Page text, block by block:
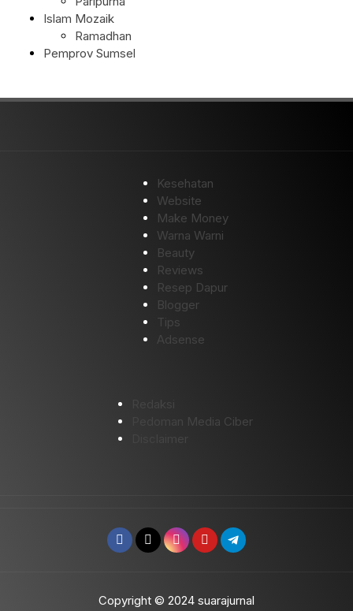
Islam Mozaik
Ramadhan
Pemprov Sumsel
Kesehatan
Website
Make Money
Warna Warni
Beauty
Reviews
Resep Dapur
Blogger
Tips
Adsense
Redaksi
Pedoman Media Ciber
Copyright © 2024 suarajurnal